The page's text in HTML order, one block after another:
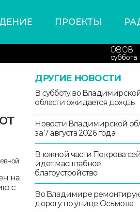
ПРОЕКТЫ
08.08
суббота
на
с
ДРУГИЕ НОВОСТИ
В субботу во
области ожидается дождь
Новости Владимирской
за 7 августа 2026 года
В южной части Покрова
идет масштабное
благоустройство
Во Владимире
дорогу по улице Осьмова